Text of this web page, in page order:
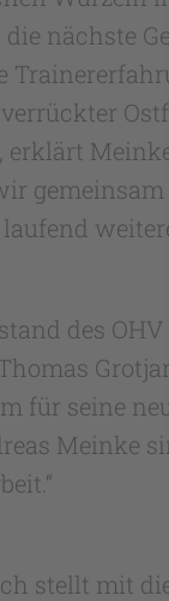
nächste
erklärt
laufend
des
für seine
Meinke
stellt mit